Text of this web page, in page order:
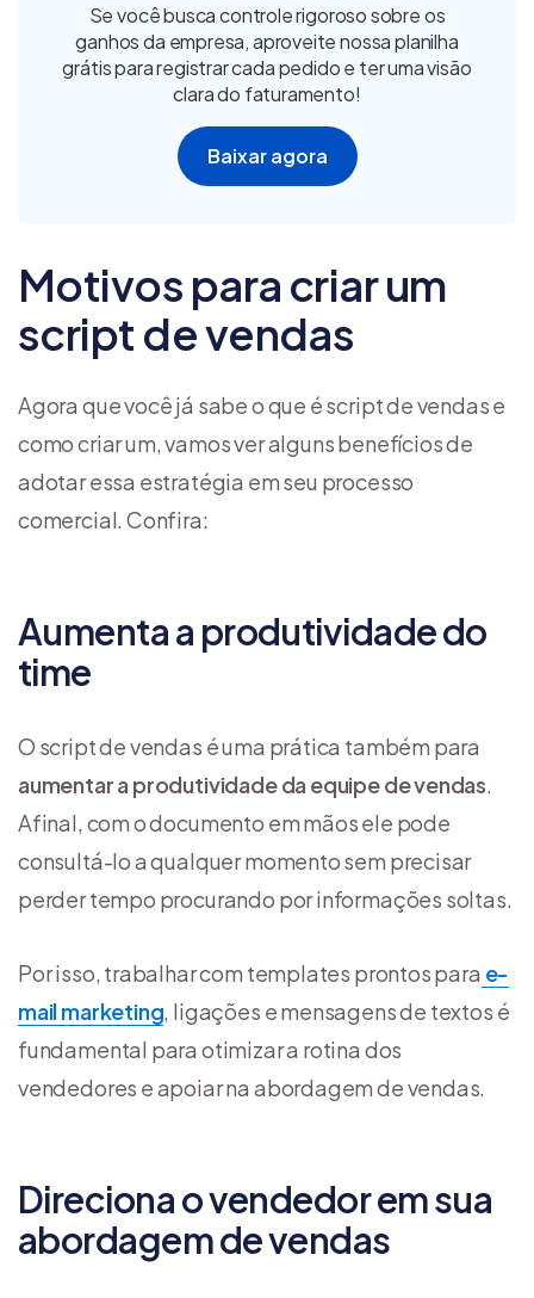
Se você busca controle rigoroso sobre os
ganhos da empresa, aproveite nossa planilha
grátis para registrar cada pedido e ter uma visão
clara do faturamento!
Baixar agora
Motivos para criar um
script de vendas
Agora que você já sabe o que é script de vendas e
como criar um, vamos ver alguns benefícios de
adotar essa estratégia em seu processo
comercial. Confira:
Aumenta a produtividade do
time
O script de vendas é uma prática também para
aumentar a produtividade da equipe de vendas.
Afinal, com o documento em mãos ele pode
consultá-lo a qualquer momento sem precisar
perder tempo procurando por informações soltas.
Por isso, trabalhar com templates prontos para e-
mail marketing, ligações e mensagens de textos é
fundamental para otimizar a rotina dos
vendedores e apoiar na abordagem de vendas.
Direciona o vendedor em sua
abordagem de vendas